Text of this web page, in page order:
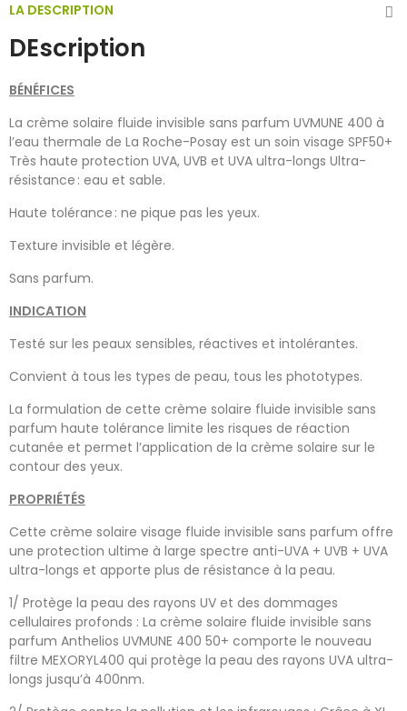
LA DESCRIPTION
DEscription
BÉNÉFICES
La crème solaire fluide invisible sans parfum UVMUNE 400 à
l’eau thermale de La Roche-Posay est un soin visage SPF50+
Très haute protection UVA, UVB et UVA ultra-longs Ultra-
résistance : eau et sable.
Haute tolérance : ne pique pas les yeux.
Texture invisible et légère.
Sans parfum.
INDICATION
Testé sur les peaux sensibles, réactives et intolérantes.
Convient à tous les types de peau, tous les phototypes.
La formulation de cette crème solaire fluide invisible sans
parfum haute tolérance limite les risques de réaction
cutanée et permet l’application de la crème solaire sur le
contour des yeux.
PROPRIÉTÉS
Cette crème solaire visage fluide invisible sans parfum offre
une protection ultime à large spectre anti-UVA + UVB + UVA
ultra-longs et apporte plus de résistance à la peau.
1/ Protège la peau des rayons UV et des dommages
cellulaires profonds : La crème solaire fluide invisible sans
parfum Anthelios UVMUNE 400 50+ comporte le nouveau
filtre MEXORYL400 qui protège la peau des rayons UVA ultra-
longs jusqu’à 400nm.